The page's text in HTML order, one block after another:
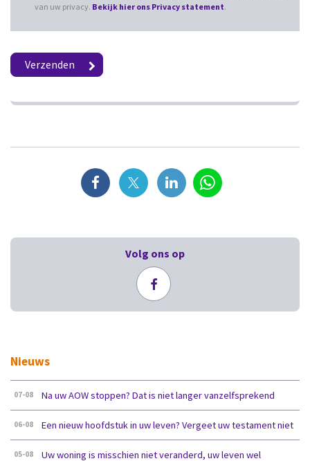
van uw privacy. Bekijk hier ons Privacy statement.
Volg ons op
Nieuws
07-08 Na uw AOW stoppen? Dat is niet langer vanzelfsprekend
06-08 Een nieuw hoofdstuk in uw leven? Vergeet uw testament niet
05-08 Uw woning is misschien niet veranderd, uw leven wel